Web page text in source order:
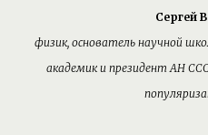
Сергей
физик, основатель научной
академик и президент АН